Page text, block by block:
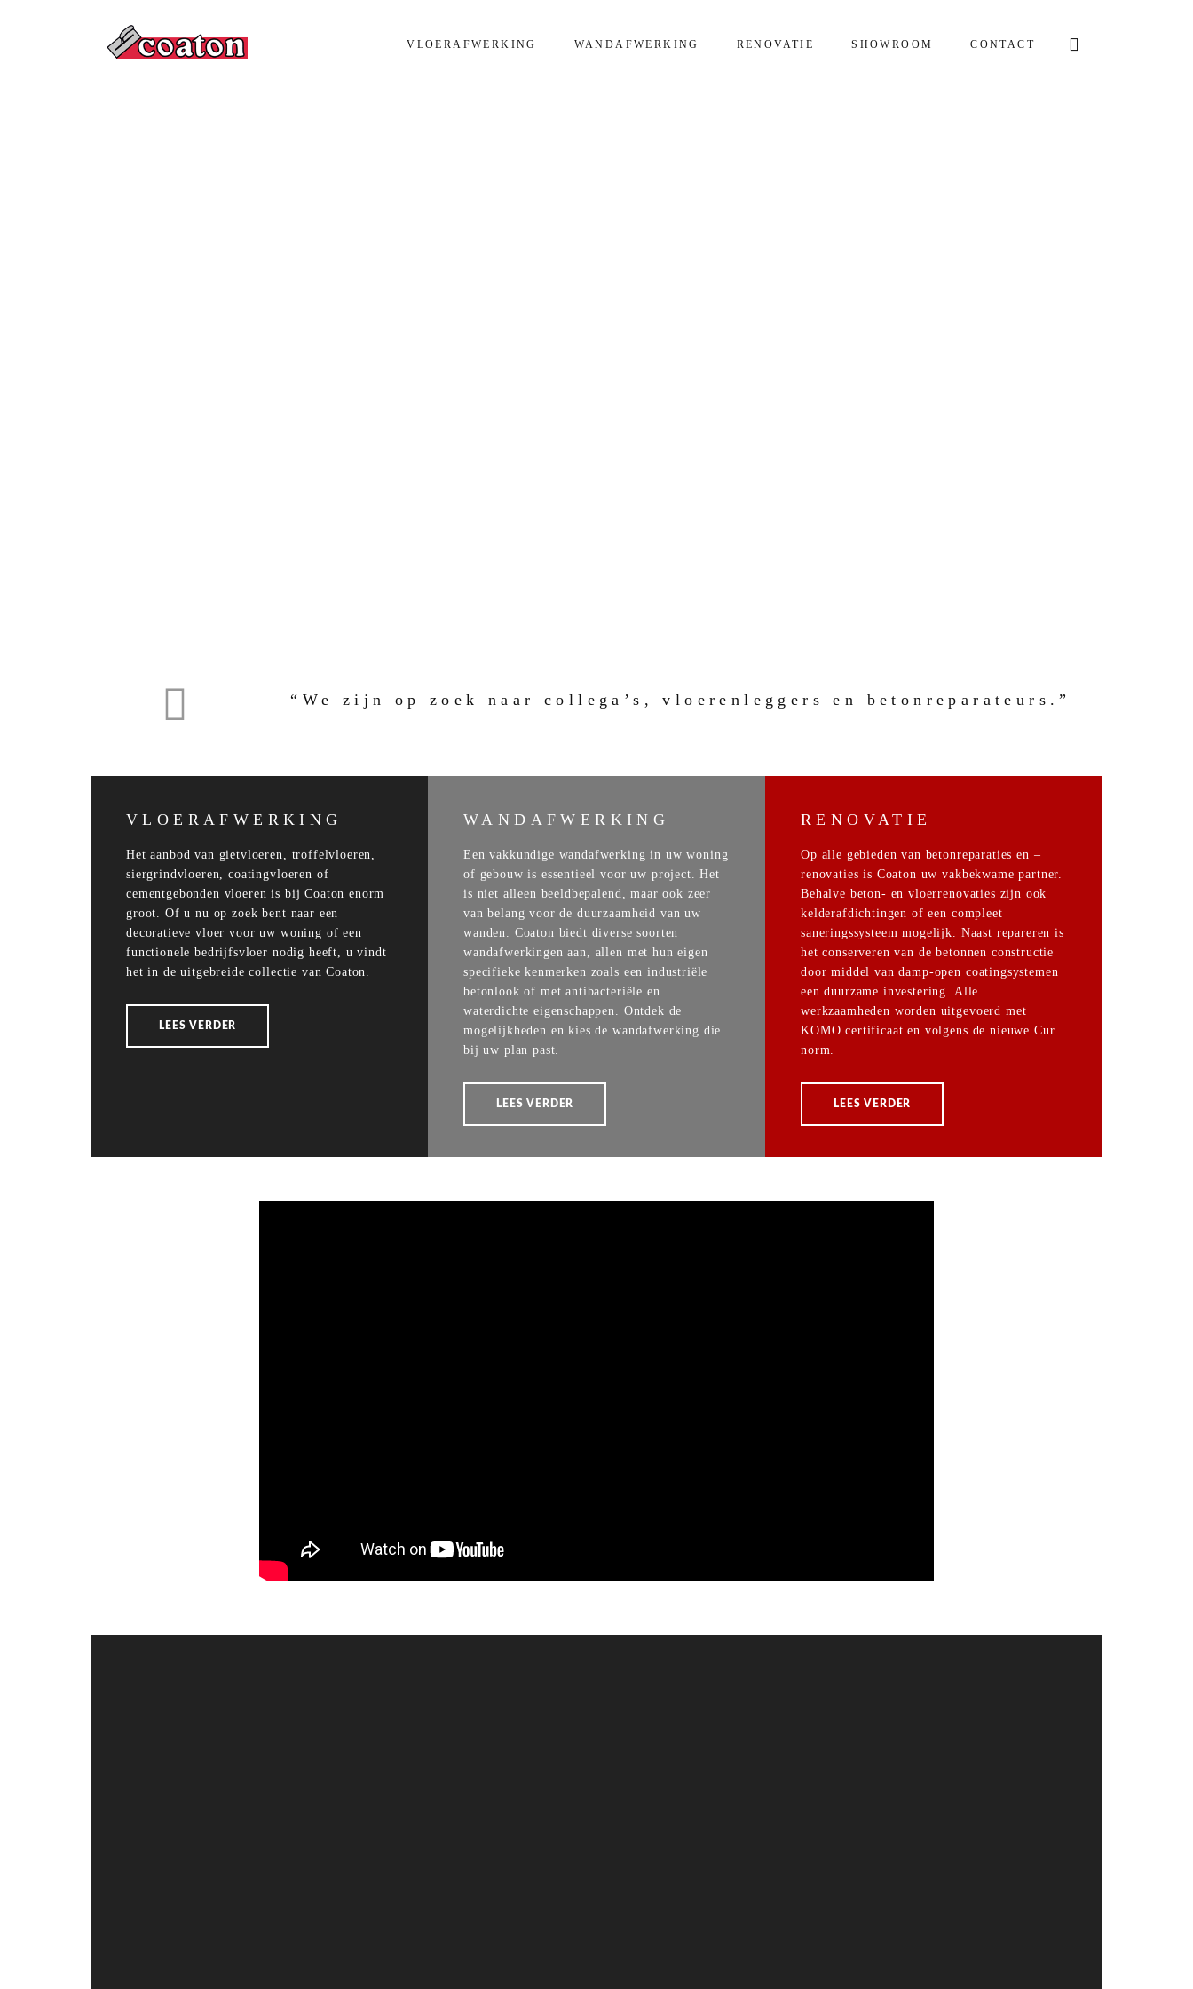
VLOERAFWERKING WANDAFWERKING RENOVATIE SHOWROOM CONTACT
“We zijn op zoek naar collega’s, vloerenleggers en betonreparateurs.”
VLOERAFWERKING
Het aanbod van gietvloeren, troffelvloeren,
siergrindvloeren, coatingvloeren of
cementgebonden vloeren is bij Coaton enorm
groot. Of u nu op zoek bent naar een
decoratieve vloer voor uw woning of een
functionele bedrijfsvloer nodig heeft, u vindt
het in de uitgebreide collectie van Coaton.
LEES VERDER
WANDAFWERKING
Een vakkundige wandafwerking in uw woning
of gebouw is essentieel voor uw project. Het
is niet alleen beeldbepalend, maar ook zeer
van belang voor de duurzaamheid van uw
wanden. Coaton biedt diverse soorten
wandafwerkingen aan, allen met hun eigen
specifieke kenmerken zoals een industriële
betonlook of met antibacteriële en
waterdichte eigenschappen. Ontdek de
mogelijkheden en kies de wandafwerking die
bij uw plan past.
LEES VERDER
RENOVATIE
Op alle gebieden van betonreparaties en –
renovaties is Coaton uw vakbekwame partner.
Behalve beton- en vloerrenovaties zijn ook
kelderafdichtingen of een compleet
saneringssysteem mogelijk. Naast repareren is
het conserveren van de betonnen constructie
door middel van damp-open coatingsystemen
een duurzame investering. Alle
werkzaamheden worden uitgevoerd met
KOMO certificaat en volgens de nieuwe Cur
norm.
LEES VERDER